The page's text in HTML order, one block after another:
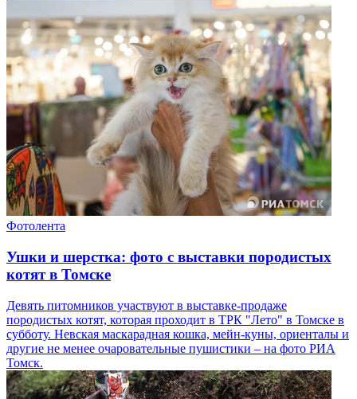
Фотолента
Ушки и шерстка: фото с выставки породистых
котят в Томске
Девять питомников участвуют в выставке-продаже
породистых котят, которая проходит в ТРК "Лето" в Томске в
субботу. Невская маскарадная кошка, мейн-куны, ориенталы и
другие не менее очаровательные пушистики – на фото РИА
Томск.